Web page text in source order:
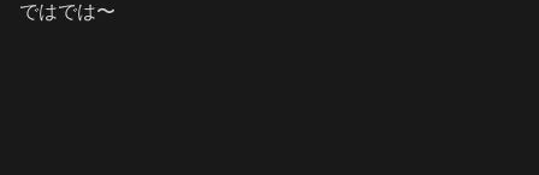
ではでは〜